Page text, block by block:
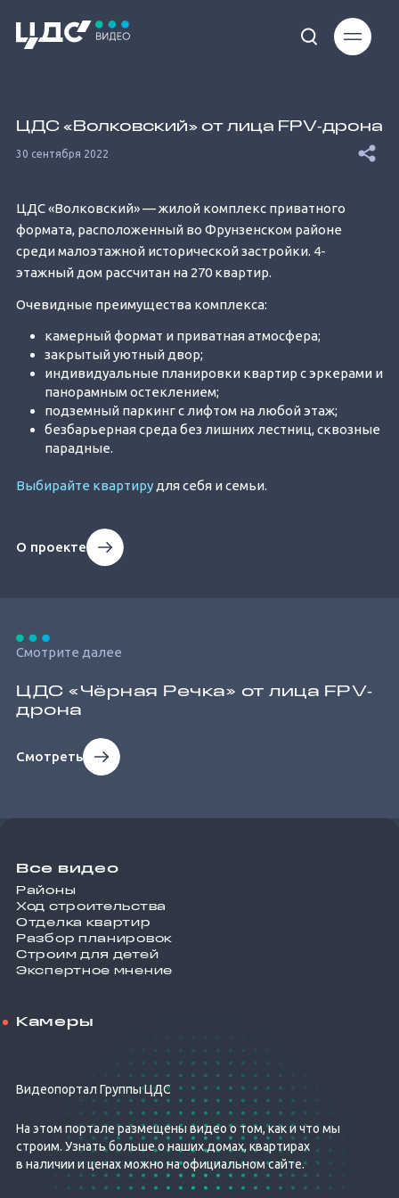
ЦДС «Волковский» от лица FPV‐дрона
30 сентября 2022
ЦДС «Волковский» — жилой комплекс приватного
формата, расположенный во Фрунзенском районе
среди малоэтажной исторической застройки. 4-
этажный дом рассчитан на 270 квартир.
Очевидные преимущества комплекса:
камерный формат и приватная атмосфера;
закрытый уютный двор;
индивидуальные планировки квартир с эркерами и
панорамным остеклением;
подземный паркинг с лифтом на любой этаж;
безбарьерная среда без лишних лестниц, сквозные
парадные.
Выбирайте квартиру для себя и семьи.
О проекте
Смотрите далее
ЦДС «Чёрная Речка» от лица FPV‐
дрона
Смотреть
Все видео
Районы
Ход строительства
Отделка квартир
Разбор планировок
Строим для детей
Экспертное мнение
Камеры
Видеопортал Группы ЦДС
На этом портале размещены видео о том, как и что мы
строим. Узнать больше о наших домах, квартирах
в наличии и ценах можно на официальном сайте.